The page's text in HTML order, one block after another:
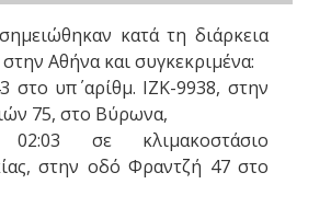
κατά τη διάρκεια
Αθήνα και συγκεκριμένα:
στο υπ΄ αρίθμ. ΙΖΚ-9938, στην
75, στο Βύρωνα,
σε κλιμακοστάσιο
στην οδό Φραντζή 47 στο